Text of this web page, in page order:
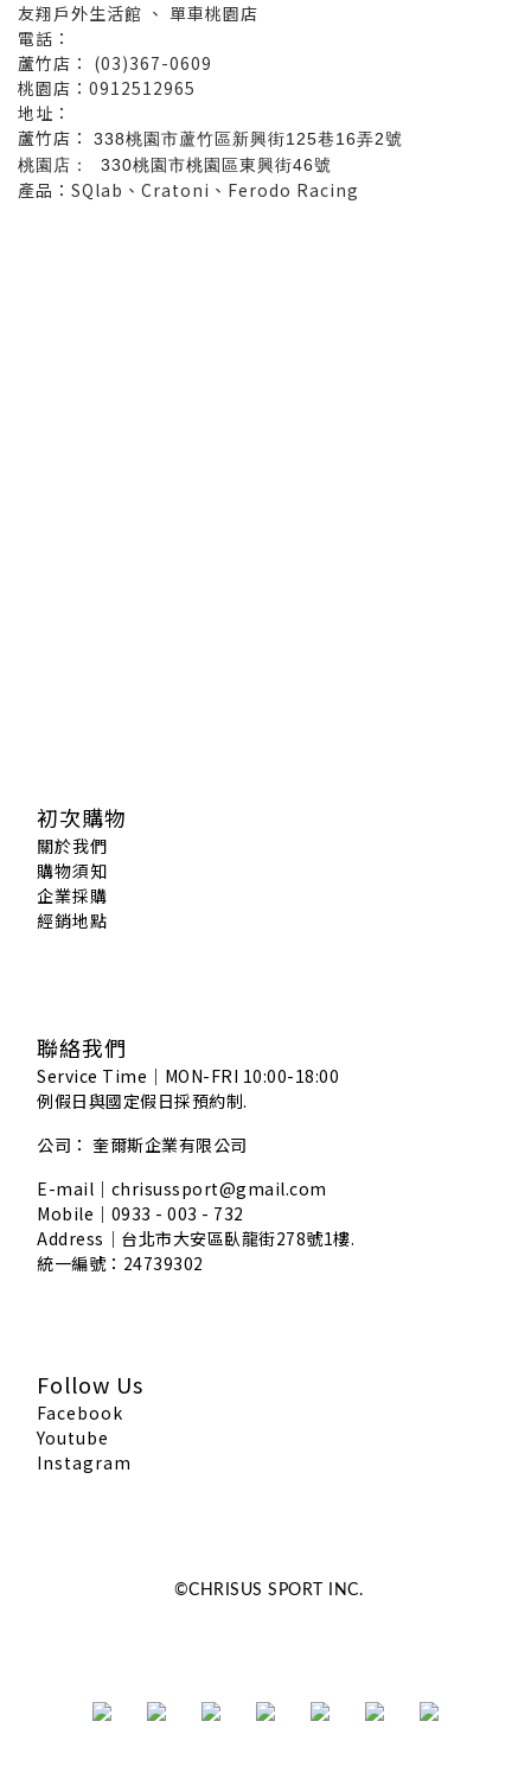
友翔戶外生活館 、 單車桃園店
電話：
蘆竹店： (03)367-0609
桃園店：0912512965
地址：
蘆竹店：
338桃園市蘆竹區新興街125巷16弄2號
桃園店： 330桃園市桃園區東興街46號
產品：SQlab、Cratoni、Ferodo Racing
初次購物
關於我們
購物須知
企業採購
經銷地點
聯絡我們
Service Time｜MON-FRI 10:00-18:00
例假日與國定假日採預約制.
公司： 奎爾斯企業有限公司
E-mail｜chrisussport@gmail.com
Mobile｜0933 - 003 - 732
Address｜ 台北市大安區臥龍街278號1樓.
統一編號：24739302
Follow Us
Facebook
Youtube
Instagram
©CHRISUS SPORT INC.